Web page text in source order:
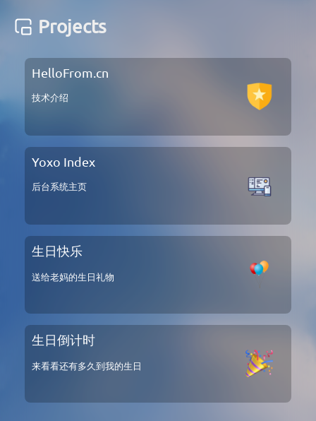
Projects
HelloFrom.cn
技术介绍
Yoxo Index
后台系统主页
生日快乐
送给老妈的生日礼物
生日倒计时
来看看还有多久到我的生日